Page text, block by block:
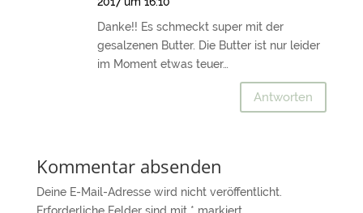
Danke!! Es schmeckt super mit der
gesalzenen Butter. Die Butter ist nur leider
im Moment etwas teuer…
Antworten
Kommentar absenden
Deine E-Mail-Adresse wird nicht veröffentlicht.